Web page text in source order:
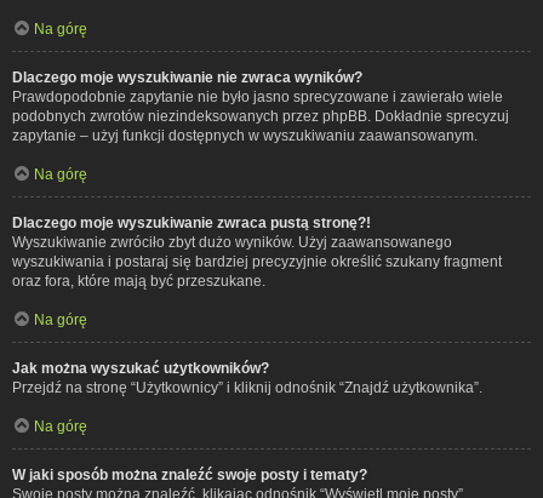
Na górę
Dlaczego moje wyszukiwanie nie zwraca wyników?
Prawdopodobnie zapytanie nie było jasno sprecyzowane i zawierało wiele
podobnych zwrotów niezindeksowanych przez phpBB. Dokładnie sprecyzuj
zapytanie – użyj funkcji dostępnych w wyszukiwaniu zaawansowanym.
Na górę
Dlaczego moje wyszukiwanie zwraca pustą stronę?!
Wyszukiwanie zwróciło zbyt dużo wyników. Użyj zaawansowanego
wyszukiwania i postaraj się bardziej precyzyjnie określić szukany fragment
oraz fora, które mają być przeszukane.
Na górę
Jak można wyszukać użytkowników?
Przejdź na stronę “Użytkownicy” i kliknij odnośnik “Znajdź użytkownika”.
Na górę
W jaki sposób można znaleźć swoje posty i tematy?
Swoje posty można znaleźć, klikając odnośnik “Wyświetl moje posty”